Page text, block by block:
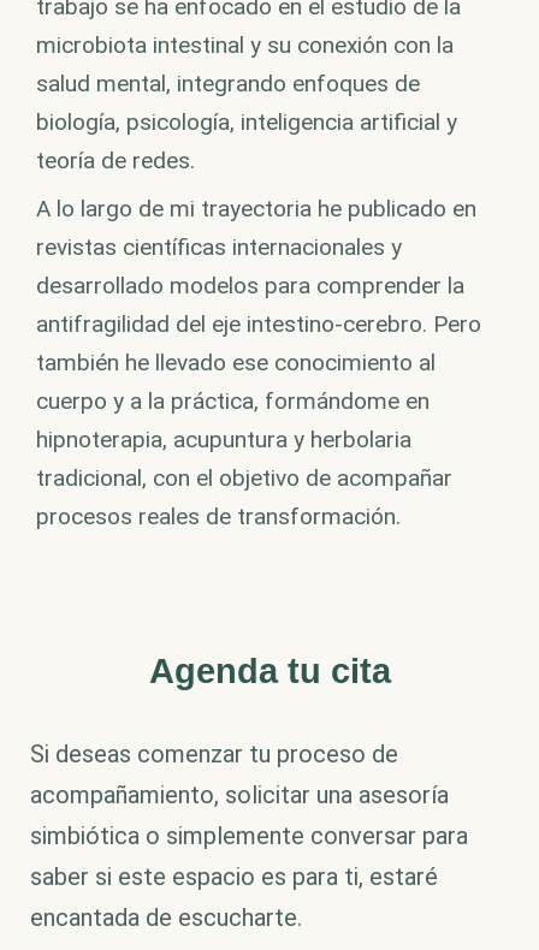
trabajo se ha enfocado en el estudio de la
microbiota intestinal y su conexión con la
salud mental, integrando enfoques de
biología, psicología, inteligencia artificial y
teoría de redes.
A lo largo de mi trayectoria he publicado en
revistas científicas internacionales y
desarrollado modelos para comprender la
antifragilidad del eje intestino-cerebro. Pero
también he llevado ese conocimiento al
cuerpo y a la práctica, formándome en
hipnoterapia, acupuntura y herbolaria
tradicional, con el objetivo de acompañar
procesos reales de transformación.
Agenda tu cita
Si deseas comenzar tu proceso de
acompañamiento, solicitar una asesoría
simbiótica o simplemente conversar para
saber si este espacio es para ti, estaré
encantada de escucharte.